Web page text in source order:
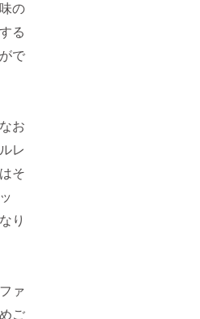
の
る
で
お
レ
そ
り
ァ
ご